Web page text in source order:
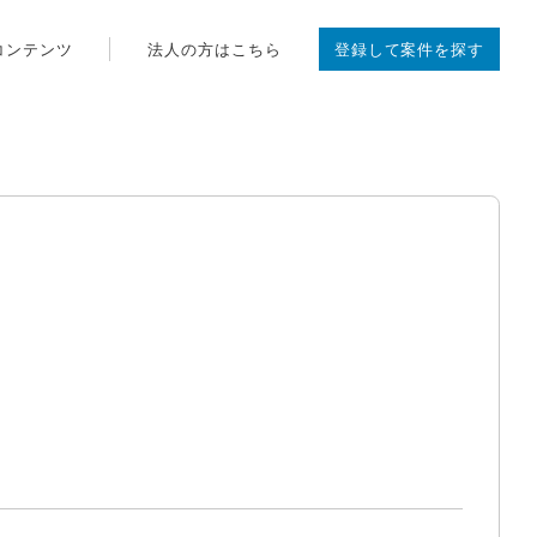
ンテンツ 法人の方はこちら 登録して案件を探す